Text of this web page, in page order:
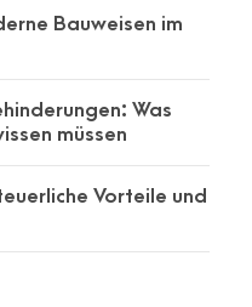
Bauweisen im
Was
müssen
Vorteile und